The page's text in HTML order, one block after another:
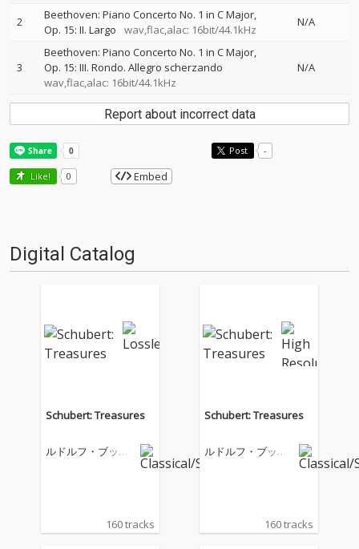
2
Beethoven: Piano Concerto No. 1 in C Major,
Op. 15: II. Largo
wav,flac,alac: 16bit/44.1kHz
N/A
3
Beethoven: Piano Concerto No. 1 in C Major,
Op. 15: III. Rondo. Allegro scherzando
wav,flac,alac: 16bit/44.1kHz
N/A
Report about incorrect data
Post -
Like! 0 Embed
Digital Catalog
Schubert: Treasures
ルドルフ・ブッフ
160 tracks
Schubert: Treasures
ルドルフ・ブッフ
160 tracks